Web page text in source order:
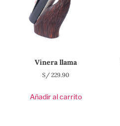
Vinera llama
S/ 229.90
Añadir al carrito